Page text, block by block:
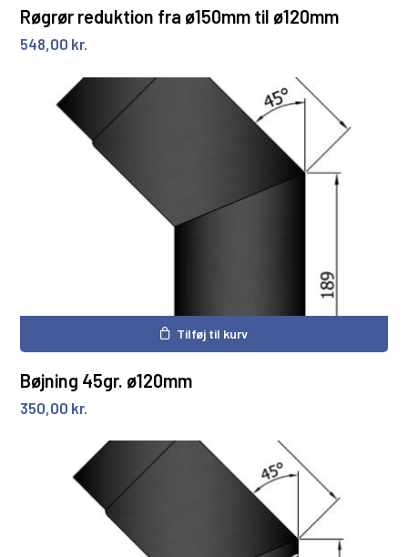
Røgrør reduktion fra ø150mm til ø120mm
548,00 kr.
Tilføj til kurv
Bøjning 45gr. ø120mm
350,00 kr.